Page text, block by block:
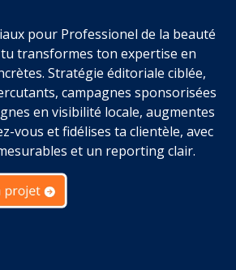
pour Professionel de la beauté
tu transformes ton expertise en
Stratégie éditoriale ciblée,
campagnes sponsorisées
en visibilité locale, augmentes
vous et fidélises ta clientèle, avec
et un reporting clair.